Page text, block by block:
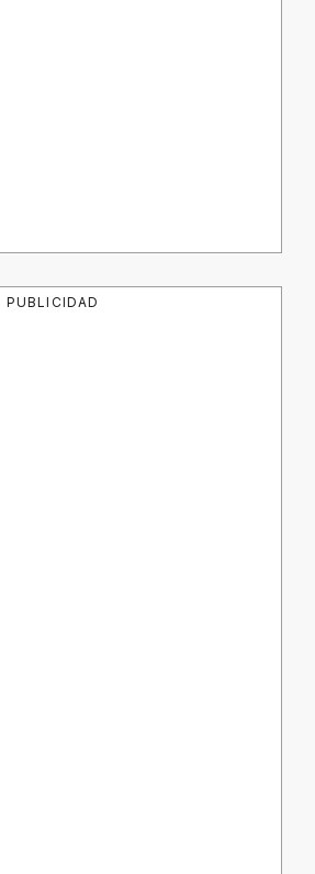
PUBLICIDAD